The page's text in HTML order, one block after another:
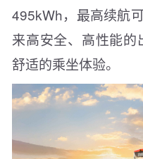
495kWh，最高续航
来高安全、高性能
舒适的乘坐体验。